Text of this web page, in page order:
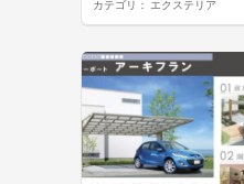
カテゴリ： エクステリア